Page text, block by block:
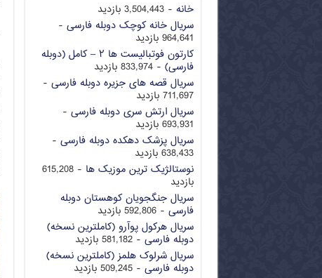
خانه - 3,504,443 بازدید
سریال خانه کوچک دوبله فارسی -
964,641 بازدید
کارتون فوتبالیست ها ۲ – کامل (دوبله
فارسی) - 833,974 بازدید
سریال قصه های جزیره دوبله فارسی -
711,697 بازدید
سریال ارتش سری دوبله فارسی -
693,931 بازدید
سریال پزشک دهکده دوبله فارسی -
638,433 بازدید
نوستالژیک ترین موزیک ها
- 615,208
بازدید
سریال جنگجویان کوهستان دوبله
فارسی - 592,806 بازدید
سریال هرکول پوآرو (کاملترین نسخه)
دوبله فارسی - 581,182 بازدید
سریال شرلوک هلمز (کاملترین نسخه)
دوبله فارسی - 509,245 بازدید